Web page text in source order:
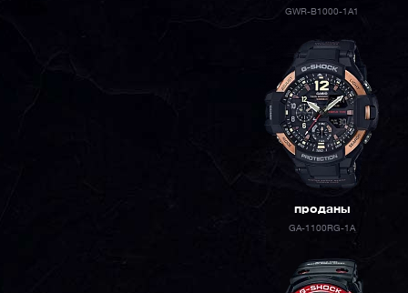
GWR-B1000-1A1
проданы
GA-1100RG-1A